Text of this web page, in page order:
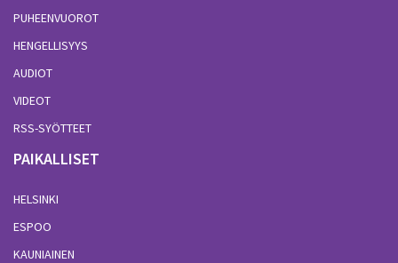
PUHEENVUOROT
HENGELLISYYS
AUDIOT
VIDEOT
RSS-SYÖTTEET
PAIKALLISET
HELSINKI
ESPOO
KAUNIAINEN